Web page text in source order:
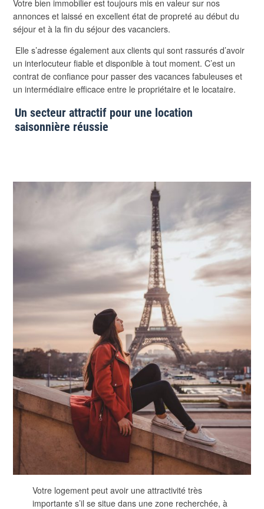
Votre bien immobilier est toujours mis en valeur sur nos
annonces et laissé en excellent état de propreté au début du
séjour et à la fin du séjour des vacanciers.
Elle s’adresse également aux clients qui sont rassurés d’avoir
un interlocuteur fiable et disponible à tout moment. C’est un
contrat de confiance pour passer des vacances fabuleuses et
un intermédiaire efficace entre le propriétaire et le locataire.
Un secteur attractif pour une location
saisonnière réussie
Votre logement peut avoir une attractivité très
importante s’il se situe dans une zone recherchée, à